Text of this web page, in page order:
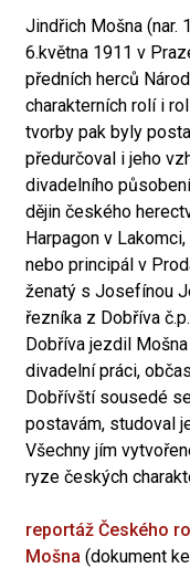
Jindřich Mošna (nar.
6.května 1911 v
předních herců
charakterních rolí i
tvorby pak byly
předurčoval i jeho
divadelního
dějin českého
Harpagon v
nebo principál v
ženatý s Josefínou
řezníka z Dobříva
Dobříva jezdil
divadelní práci,
Dobřívští sousedé
postavám, studoval
Všechny jím
ryze českých
reportáž Českého
Mošna (dokument